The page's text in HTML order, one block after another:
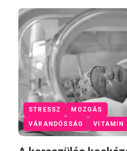
VÁRANDÓSSÁG VITAMIN
STRESSZ MOZGÁS